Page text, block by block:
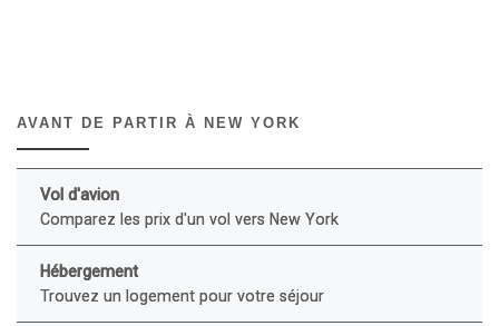
AVANT DE PARTIR À NEW YORK
Vol d'avion
Comparez les prix d'un vol vers New York
Hébergement
Trouvez un logement pour votre séjour